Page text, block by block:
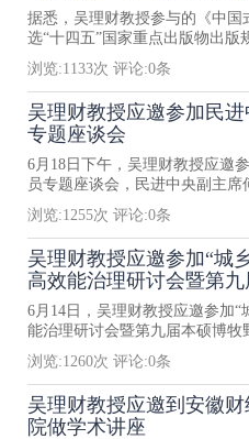
据悉，吴理财教授参与的《中国
选“十四五”国家重点出版物出版
浏览:1133次 评论:0条
吴理财教授应邀参加民
专题座谈会
6月18日下午，吴理财教授应邀
员专题座谈会，民进中央副主席
浏览:1255次 评论:0条
吴理财教授应邀参加“城
高效能治理研讨会暨第
6月14日，吴理财教授应邀参加
能治理研讨会暨第九届本硕博牧
浏览:1260次 评论:0条
吴理财教授应邀到安徽
院做学术讲座